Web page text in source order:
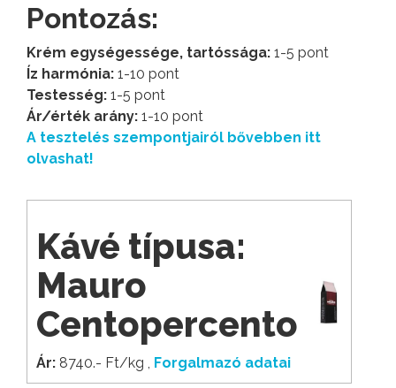
Pontozás:
Krém egységessége, tartóssága: 1-5 pont
Íz harmónia: 1-10 pont
Testesség: 1-5 pont
Ár/érték arány: 1-10 pont
A tesztelés szempontjairól bővebben itt
olvashat!
Kávé típusa:
Mauro
Centopercento
Ár: 8740.- Ft/kg , Forgalmazó adatai